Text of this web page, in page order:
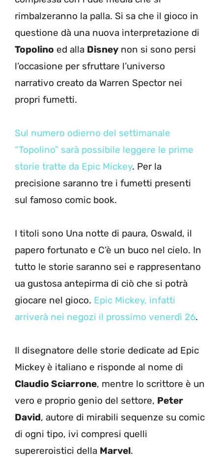
rimbalzeranno la palla. Si sa che il gioco in
questione dà una nuova interpretazione di
Topolino ed alla Disney non si sono persi
l’occasione per sfruttare l’universo
narrativo creato da Warren Spector nei
propri fumetti.
Sul numero odierno del settimanale
“Topolino” sarà possibile leggere le prime
storie tratte da Epic Mickey. Per la
precisione saranno tre i fumetti presenti
sul famoso comic book.
I titoli sono Una notte di paura, Oswald, il
papero fortunato e C’è un buco nel cielo. In
tutto le storie saranno sei e rappresentano
ua gustosa antepirma di ciò che si potrà
giocare nel gioco. Epic Mickey, infatti
arriverà nei negozi il prossimo venerdì 26.
Il disegnatore delle storie dedicate ad Epic
Mickey è italiano e risponde al nome di
Claudio Sciarrone, mentre lo scrittore è un
vero e proprio genio del settore, Peter
David, autore di mirabili sequenze su comic
di ogni tipo, ivi compresi quelli
supereroistici della Marvel.